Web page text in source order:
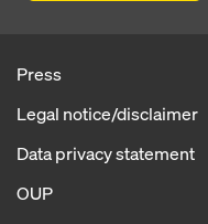
Press
Legal notice/disclaimer
Data privacy statement
OUP